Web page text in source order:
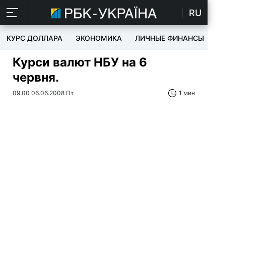
RU
КУРС ДОЛЛАРА ЭКОНОМИКА ЛИЧНЫЕ ФИНАНСЫ
Курси валют НБУ на 6
червня.
09:00 06.06.2008 Пт 1 мин